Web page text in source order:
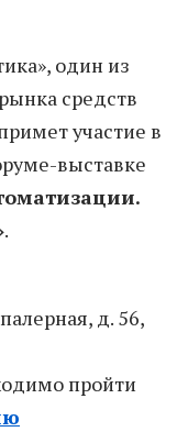
один из
средств
участие в
выставке
.
д. 56,
пройти